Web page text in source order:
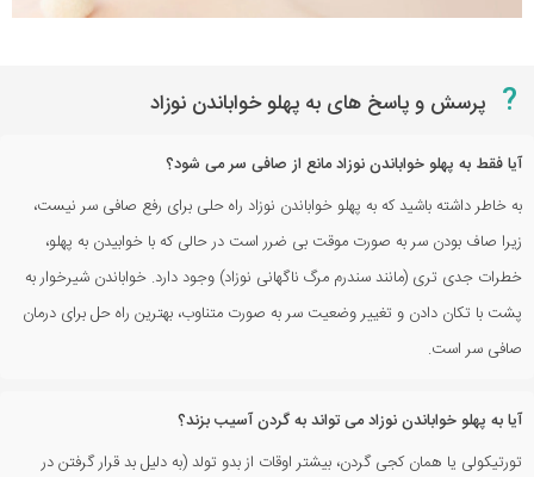
? پرسش و پاسخ های به پهلو خواباندن نوزاد
آیا فقط به پهلو خواباندن نوزاد مانع از صافی سر می شود؟
به خاطر داشته باشید که به پهلو خواباندن نوزاد راه حلی برای رفع صافی سر نیست،
زیرا صاف بودن سر به صورت موقت بی ضرر است در حالی که با خوابیدن به پهلو،
خطرات جدی تری (مانند سندرم مرگ ناگهانی نوزاد) وجود دارد. خواباندن شیرخوار به
پشت با تکان دادن و تغییر وضعیت سر به صورت متناوب، بهترین راه حل برای درمان
صافی سر است.
آیا به پهلو خواباندن نوزاد می تواند به گردن آسیب بزند؟
تورتیکولی یا همان کجی گردن، بیشتر اوقات از بدو تولد (به دلیل بد قرار گرفتن در